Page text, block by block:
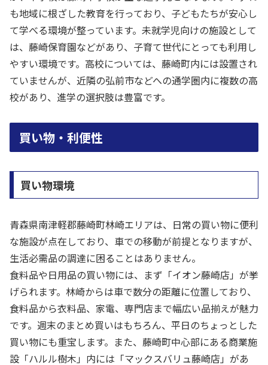
も地域に根ざした教育を行っており、子どもたちが安心し
て学べる環境が整っています。未就学児向けの施設として
は、藤崎保育園などがあり、子育て世代にとっても利用し
やすい環境です。高校については、藤崎町内には設置され
ていませんが、近隣の弘前市などへの通学圏内に複数の高
校があり、進学の選択肢は豊富です。
買い物・利便性
買い物環境
青森県南津軽郡藤崎町林崎エリアは、日常の買い物に便利
な施設が点在しており、車での移動が前提となりますが、
生活必需品の調達に困ることはありません。
食料品や日用品の買い物には、まず「イオン藤崎店」が挙
げられます。林崎からは車で数分の距離に位置しており、
食料品から衣料品、家電、専門店まで幅広い品揃えが魅力
です。週末のまとめ買いはもちろん、平日のちょっとした
買い物にも重宝します。また、藤崎町中心部にある商業施
設「ハルル樹木」内には「マックスバリュ藤崎店」があ